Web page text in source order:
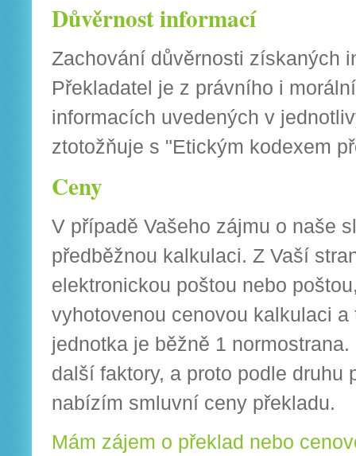
Důvěrnost informací
Zachování důvěrnosti získaných
Překladatel je z právního i
informacích uvedených v
ztotožňuje s "Etickým kodexem
Ceny
V případě Vašeho zájmu o naše
předběžnou kalkulaci. Z Vaší
elektronickou poštou nebo
vyhotovenou cenovou kalkulaci
jednotka je běžně 1
další faktory, a proto podle
nabízím smluvní ceny překladu.
Mám zájem o překlad nebo